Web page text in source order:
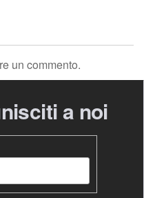
un commento.
a noi